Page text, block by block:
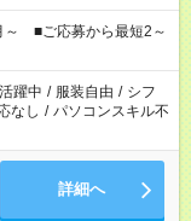
もう1つのお仕事の勤務
募できません。
～ ■ご応募から最短2～
躍中 / 服装自由 / シフ
なし / パソコンスキル不
詳細へ